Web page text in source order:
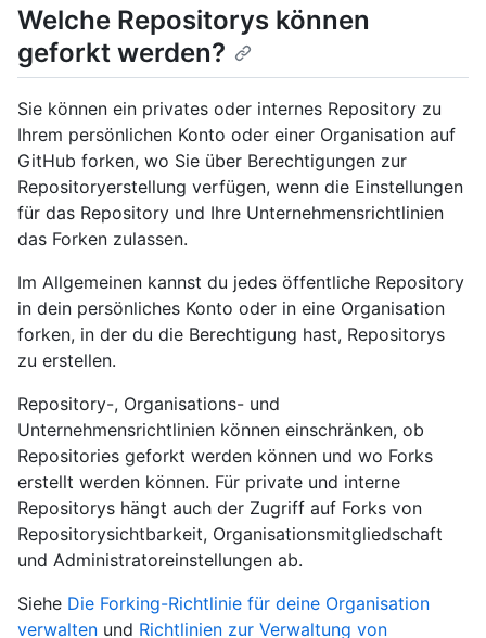
Welche Repositorys können
geforkt werden?
Sie können ein privates oder internes Repository zu
Ihrem persönlichen Konto oder einer Organisation auf
GitHub forken, wo Sie über Berechtigungen zur
Repositoryerstellung verfügen, wenn die Einstellungen
für das Repository und Ihre Unternehmensrichtlinien
das Forken zulassen.
Im Allgemeinen kannst du jedes öffentliche Repository
in dein persönliches Konto oder in eine Organisation
forken, in der du die Berechtigung hast, Repositorys
zu erstellen.
Repository-, Organisations- und
Unternehmensrichtlinien können einschränken, ob
Repositories geforkt werden können und wo Forks
erstellt werden können. Für private und interne
Repositorys hängt auch der Zugriff auf Forks von
Repositorysichtbarkeit, Organisationsmitgliedschaft
und Administratoreinstellungen ab.
Siehe Die Forking-Richtlinie für deine Organisation
verwalten und Richtlinien zur Verwaltung von